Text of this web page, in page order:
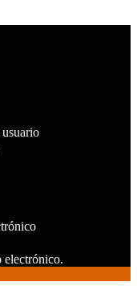
electrónico.